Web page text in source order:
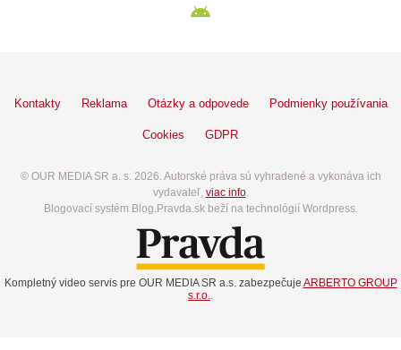
Kontakty Reklama Otázky a odpovede Podmienky používania
Cookies GDPR
© OUR MEDIA SR a. s. 2026. Autorské práva sú vyhradené a vykonáva ich
vydavateľ, viac info.
Blogovací systém Blog.Pravda.sk beží na technológií Wordpress.
Kompletný video servis pre OUR MEDIA SR a.s. zabezpečuje ARBERTO GROUP
s.r.o..